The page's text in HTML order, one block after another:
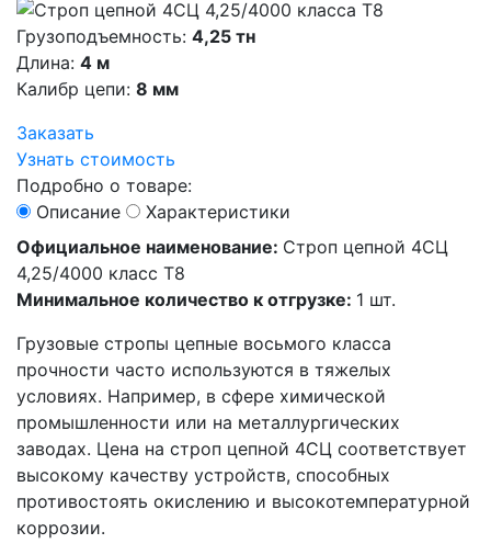
Грузоподъемность: 4,25 тн
Длина: 4 м
Калибр цепи: 8 мм
Заказать
Узнать стоимость
Подробно о товаре:
Описание
Характеристики
Официальное наименование: Строп цепной 4СЦ
4,25/4000 класс Т8
Минимальное количество к отгрузке: 1 шт.
Грузовые стропы цепные восьмого класса
прочности часто используются в тяжелых
условиях. Например, в сфере химической
промышленности или на металлургических
заводах. Цена на строп цепной 4СЦ соответствует
высокому качеству устройств, способных
противостоять окислению и высокотемпературной
коррозии.